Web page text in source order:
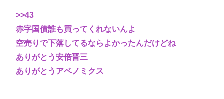
>>43
赤字国債誰も買ってくれないんよ
空売りで下落してるならよかったんだけどね
ありがとう安倍晋三
ありがとうアベノミクス